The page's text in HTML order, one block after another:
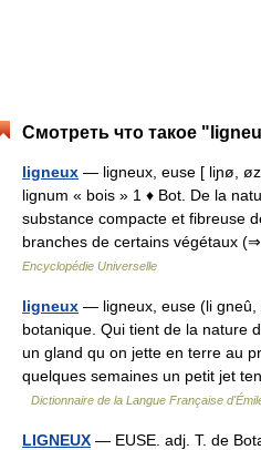
Смотреть что такое
ligneux — ligneux, euse [ liɲø,
lignum « bois » 1 ♦ Bot. De la
substance compacte et fibreuse
branches de certains végétaux
Encyclopédie Universelle
ligneux — ligneux, euse (li
botanique. Qui tient de la nature
un gland qu on jette en terre au
quelques semaines un petit jet
Dictionnaire de la Langue Française
LIGNEUX — EUSE. adj. T. de